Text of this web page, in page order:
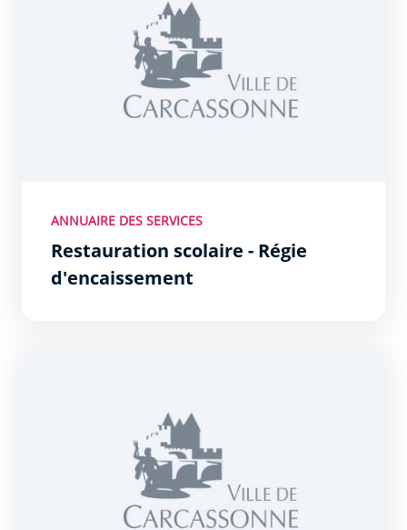
ANNUAIRE DES SERVICES
Restauration scolaire - Régie
d'encaissement